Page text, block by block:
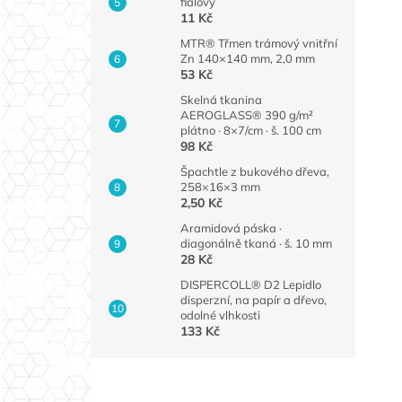
11 Kč
MTR® Třmen trámový vnitřní
Zn 140×140 mm, 2,0 mm
53 Kč
Skelná tkanina
AEROGLASS® 390 g/m²
plátno · 8×7/cm · š. 100 cm
98 Kč
Špachtle z bukového dřeva,
258×16×3 mm
2,50 Kč
Aramidová páska ·
diagonálně tkaná · š. 10 mm
28 Kč
DISPERCOLL® D2 Lepidlo
disperzní, na papír a dřevo,
odolné vlhkosti
133 Kč